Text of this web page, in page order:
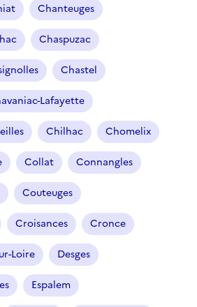
e
s
é
l
e
c
o
n
n
é
)
Chanteuges
Chaspuzac
Chastel
Lafayette
Chilhac Chomelix
Collat Connangles
Couteuges
Croisances Cronce
Loire Desges
Espalem